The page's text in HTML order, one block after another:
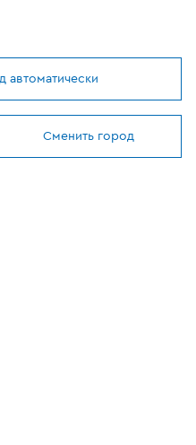
cookies
автоматически
Сменить город